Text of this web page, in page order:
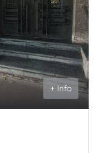
+ Info